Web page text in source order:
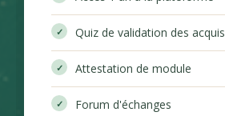
Quiz de validation des acquis
Attestation de module
Forum d'échanges